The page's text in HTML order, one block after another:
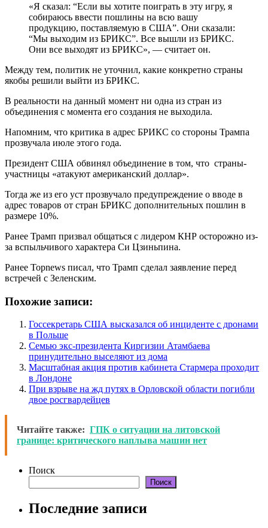
«Я сказал: “Если вы хотите поиграть в эту игру, я
собираюсь ввести пошлины на всю вашу
продукцию, поставляемую в США”. Они сказали:
“Мы выходим из БРИКС”. Все вышли из БРИКС.
Они все выходят из БРИКС», — считает он.
Между тем, политик не уточнил, какие конкретно страны
якобы решили выйти из БРИКС.
В реальности на данный момент ни одна из стран из
объединения с момента его создания не выходила.
Напомним, что критика в адрес БРИКС со стороны Трампа
прозвучала июле этого года.
Президент США обвинял объединение в том, что страны-
участницы «атакуют американский доллар».
Тогда же из его уст прозвучало предупреждение о вводе в
адрес товаров от стран БРИКС дополнительных пошлин в
размере 10%.
Ранее Трамп призвал общаться с лидером КНР осторожно из-
за вспыльчивого характера Си Цзиньпина.
Ранее Topnews писал, что Трамп сделал заявление перед
встречей с Зеленским.
Похожие записи:
Госсекретарь США высказался об инциденте с дронами
в Польше
Семью экс-президента Киргизии Атамбаева
принудительно выселяют из дома
Масштабная акция против кабинета Стармера проходит
в Лондоне
При взрыве на жд путях в Орловской области погибли
двое росгвардейцев
Читайте также: ГПК о ситуации на литовской
границе: критического наплыва машин нет
Поиск
Поиск
Последние записи